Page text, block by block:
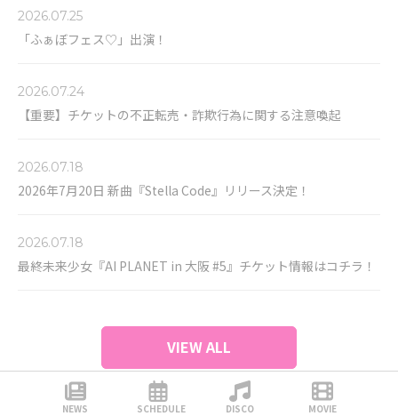
2026.07.25
「ふぁぼフェス♡」出演！
2026.07.24
【重要】チケットの不正転売・詐欺行為に関する注意喚起
2026.07.18
2026年7月20日 新曲『Stella Code』リリース決定！
2026.07.18
最終未来少女『AI PLANET in 大阪 #5』チケット情報はコチラ！
VIEW ALL
SCHEDULE
NEWS SCHEDULE DISCO MOVIE